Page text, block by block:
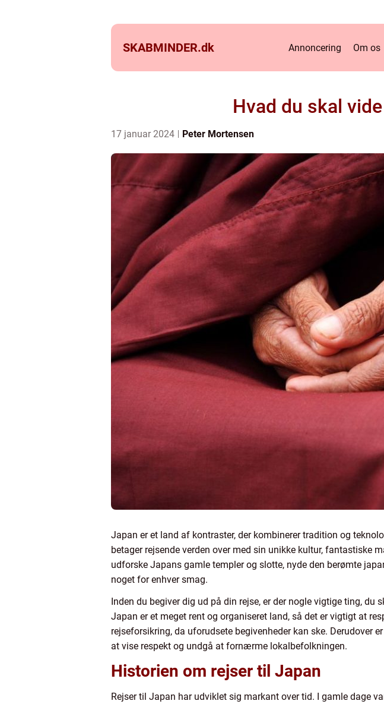
SKABMINDER.dk Annoncering Om os
Hvad du skal
17 januar 2024 Peter Mortensen
Japan er et land af kontraster, der kombinerer tradition og
betager rejsende verden over med sin unikke kultur, fantastiske
udforske Japans gamle templer og slotte, nyde den berømte
noget for enhver smag.
Inden du begiver dig ud på din rejse, er der nogle vigtige ting,
Japan er et meget rent og organiseret land, så det er vigtigt at
rejseforsikring, da uforudsete begivenheder kan ske.
at vise respekt og undgå at fornærme lokalbefolkningen.
Historien om rejser til Japan
Rejser til Japan har udviklet sig markant over tid. I gamle dage